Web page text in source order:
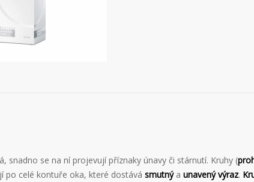
snadno se na ní projevují příznaky únavy či stárnutí. Kruhy (
po celé kontuře oka, které dostává smutnýa unavený výraz.